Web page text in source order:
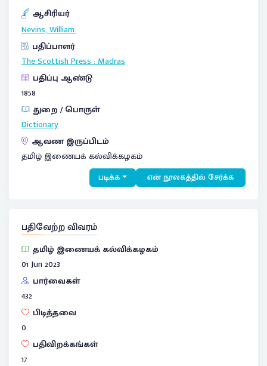
ஆசிரியர்
Nevins, William.
பதிப்பாளர்
The Scottish Press:Madras
பதிப்பு ஆண்டு
1858
துறை / பொருள்
Dictionary
ஆவண இருப்பிடம்
தமிழ் இணையக் கல்விக்கழகம்
படிக்க என் நூலகத்தில் சேர்க்க
பதிவேற்ற விவரம்
தமிழ் இணையக் கல்விக்கழகம்
01 Jun 2023
பார்வைகள்
432
பிடித்தவை
0
பதிவிறக்கங்கள்
17